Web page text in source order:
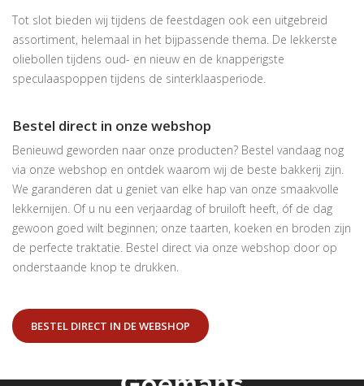
Tot slot bieden wij tijdens de feestdagen ook een uitgebreid
assortiment, helemaal in het bijpassende thema. De lekkerste
oliebollen tijdens oud- en nieuw en de knapperigste
speculaaspoppen tijdens de sinterklaasperiode.
Bestel direct in onze webshop
Benieuwd geworden naar onze producten? Bestel vandaag nog
via onze webshop en ontdek waarom wij de beste bakkerij zijn.
We garanderen dat u geniet van elke hap van onze smaakvolle
lekkernijen. Of u nu een verjaardag of bruiloft heeft, óf de dag
gewoon goed wilt beginnen; onze taarten, koeken en broden zijn
de perfecte traktatie. Bestel direct via onze webshop door op
onderstaande knop te drukken.
BESTEL DIRECT IN DE WEBSHOP